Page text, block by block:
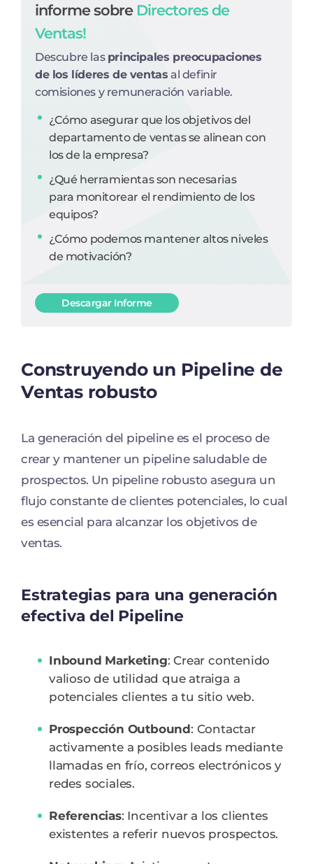
informe sobre Directores de
Ventas!
Descubre las principales preocupaciones
de los líderes de ventas al definir
comisiones y remuneración variable.
¿Cómo asegurar que los objetivos del
departamento de ventas se alinean con
los de la empresa?
¿Qué herramientas son necesarias
para monitorear el rendimiento de los
equipos?
¿Cómo podemos mantener altos niveles
de motivación?
Descargar Informe
Construyendo un Pipeline de
Ventas robusto
La generación del pipeline es el proceso de
crear y mantener un pipeline saludable de
prospectos. Un pipeline robusto asegura un
flujo constante de clientes potenciales, lo cual
es esencial para alcanzar los objetivos de
ventas.
Estrategias para una generación
efectiva del Pipeline
Inbound Marketing: Crear contenido
valioso de utilidad que atraiga a
potenciales clientes a tu sitio web.
Prospección Outbound: Contactar
activamente a posibles leads mediante
llamadas en frío, correos electrónicos y
redes sociales.
Referencias: Incentivar a los clientes
existentes a referir nuevos prospectos.